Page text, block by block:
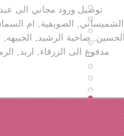
توصيل ورود مجاني الى
الشميساني, الصويفية, ام
ضاحية الرشيد,
مدفوع الى الزرقاء, اربد,